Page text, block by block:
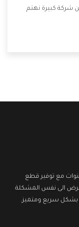
شركة كبيرة نهتم
تكون من أهم
مع توفير قطع
الى نفس المشكلة
بشكل سريع ومتميز.